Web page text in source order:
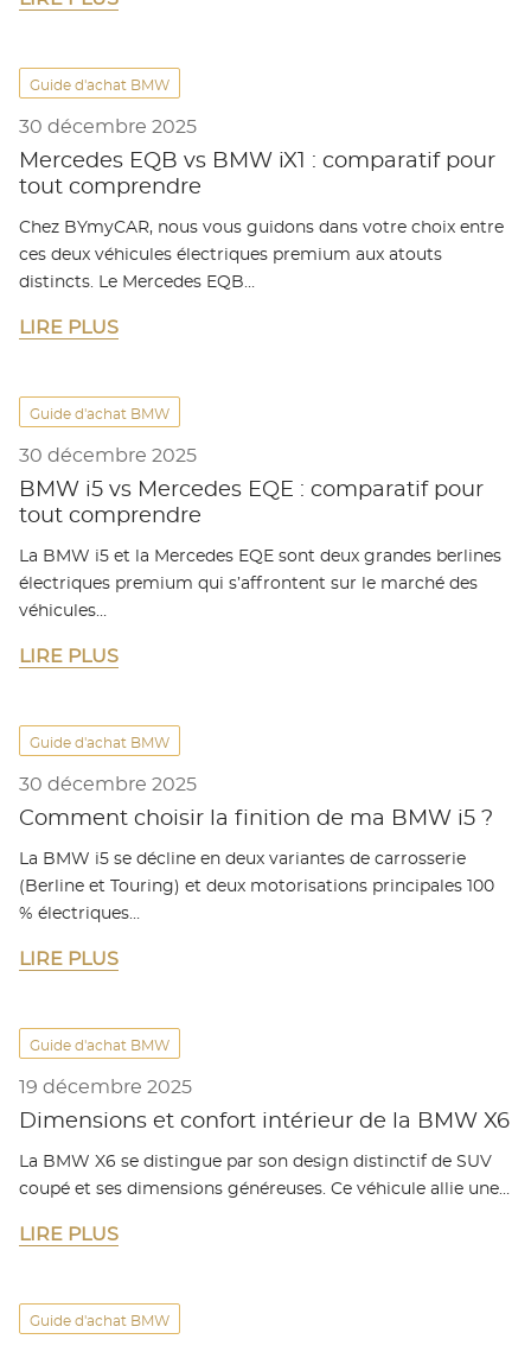
Guide d'achat BMW
30 décembre 2025
Mercedes EQB vs BMW iX1 : comparatif pour
tout comprendre
Chez BYmyCAR, nous vous guidons dans votre choix entre
ces deux véhicules électriques premium aux atouts
distincts. Le Mercedes EQB…
LIRE PLUS
Guide d'achat BMW
30 décembre 2025
BMW i5 vs Mercedes EQE : comparatif pour
tout comprendre
La BMW i5 et la Mercedes EQE sont deux grandes berlines
électriques premium qui s’affrontent sur le marché des
véhicules…
LIRE PLUS
Guide d'achat BMW
30 décembre 2025
Comment choisir la finition de ma BMW i5 ?
La BMW i5 se décline en deux variantes de carrosserie
(Berline et Touring) et deux motorisations principales 100
% électriques…
LIRE PLUS
Guide d'achat BMW
19 décembre 2025
Dimensions et confort intérieur de la BMW X6
La BMW X6 se distingue par son design distinctif de SUV
coupé et ses dimensions généreuses. Ce véhicule allie une…
LIRE PLUS
Guide d'achat BMW